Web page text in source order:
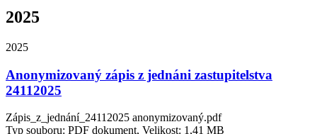
2025
2025
Anonymizovaný zápis z jednáni zastupitelstva
24112025
Zápis_z_jednání_24112025 anonymizovaný.pdf
Typ souboru: PDF dokument, Velikost: 1,41 MB